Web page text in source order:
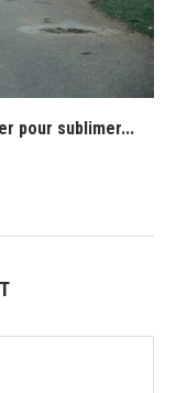
pour sublimer...